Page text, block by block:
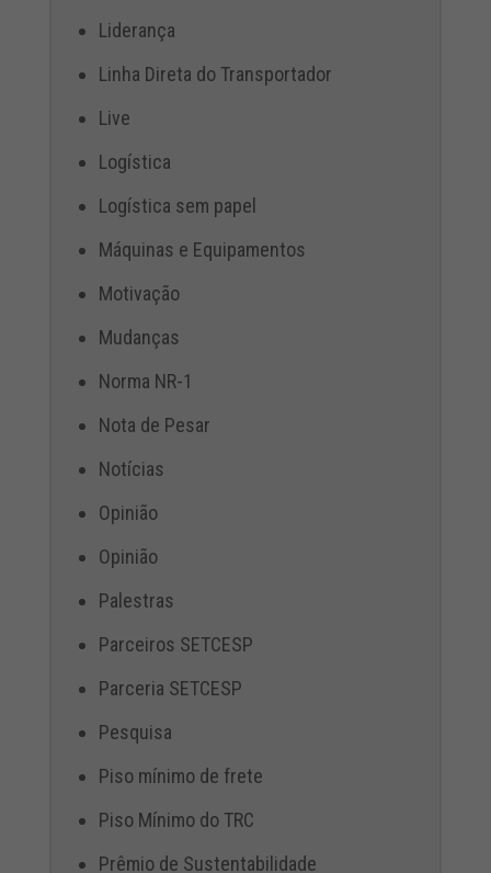
Liderança
Linha Direta do Transportador
Live
Logística
Logística sem papel
Máquinas e Equipamentos
Motivação
Mudanças
Norma NR-1
Nota de Pesar
Notícias
Opinião
Opinião
Palestras
Parceiros SETCESP
Parceria SETCESP
Pesquisa
Piso mínimo de frete
Piso Mínimo do TRC
Prêmio de Sustentabilidade